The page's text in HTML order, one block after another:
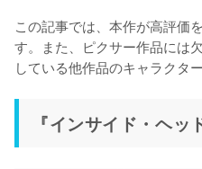
この記事では、本作が高評価
す。また、ピクサー作品には
している他作品のキャラクタ
『インサイド・ヘッ